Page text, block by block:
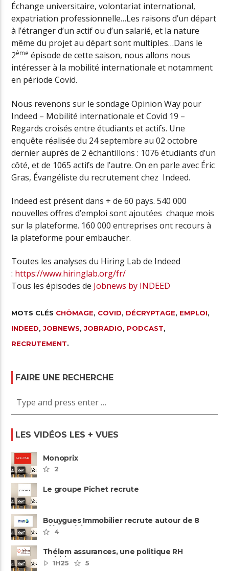
pas manquer
handicap
Échange universitaire, volontariat international,
expatriation professionnelle…Les raisons d’un départ
à l’étranger d’un actif ou d’un salarié, et la nature
même du projet au départ sont multiples…Dans le
2ème épisode de cette saison, nous allons nous
intéresser à la mobilité internationale et notamment
en période Covid.
Nous revenons sur le sondage Opinion Way pour
Indeed – Mobilité internationale et Covid 19 –
Regards croisés entre étudiants et actifs. Une
enquête réalisée du 24 septembre au 02 octobre
dernier auprès de 2 échantillons : 1076 étudiants d’un
côté, et de 1065 actifs de l’autre. On en parle avec Éric
Gras, Évangéliste du recrutement chez Indeed.
Indeed est présent dans + de 60 pays. 540 000
nouvelles offres d’emploi sont ajoutées chaque mois
sur la plateforme. 160 000 entreprises ont recours à
la plateforme pour embaucher.
Toutes les analyses du Hiring Lab de Indeed
: https://www.hiringlab.org/fr/
Tous les épisodes de Jobnews by INDEED
MOTS CLÉS CHÔMAGE, COVID, DÉCRYPTAGE, EMPLOI,
INDEED,JOBNEWS,JOBRADIO, PODCAST,
RECRUTEMENT.
FAIRE UNE RECHERCHE
LES VIDÉOS LES + VUES
Monoprix
2
Le groupe Pichet recrute
Bouygues Immobilier recrute autour de 8
pôles métiers
4
Thélem assurances, une politique RH
ambitieuse
1H25 5